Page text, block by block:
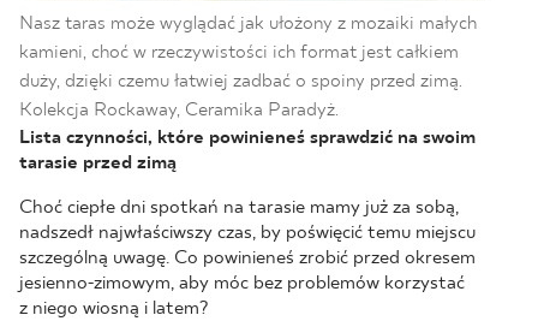
Nasz taras może wyglądać jak ułożony z mozaiki małych
kamieni, choć w rzeczywistości ich format jest całkiem
duży, dzięki czemu łatwiej zadbać o spoiny przed zimą.
Kolekcja Rockaway, Ceramika Paradyż.
Lista czynności, które powinieneś sprawdzić na swoim
tarasie przed zimą
Choć ciepłe dni spotkań na tarasie mamy już za sobą,
nadszedł najwłaściwszy czas, by poświęcić temu miejscu
szczególną uwagę. Co powinieneś zrobić przed okresem
jesienno-zimowym, aby móc bez problemów korzystać
z niego wiosną i latem?